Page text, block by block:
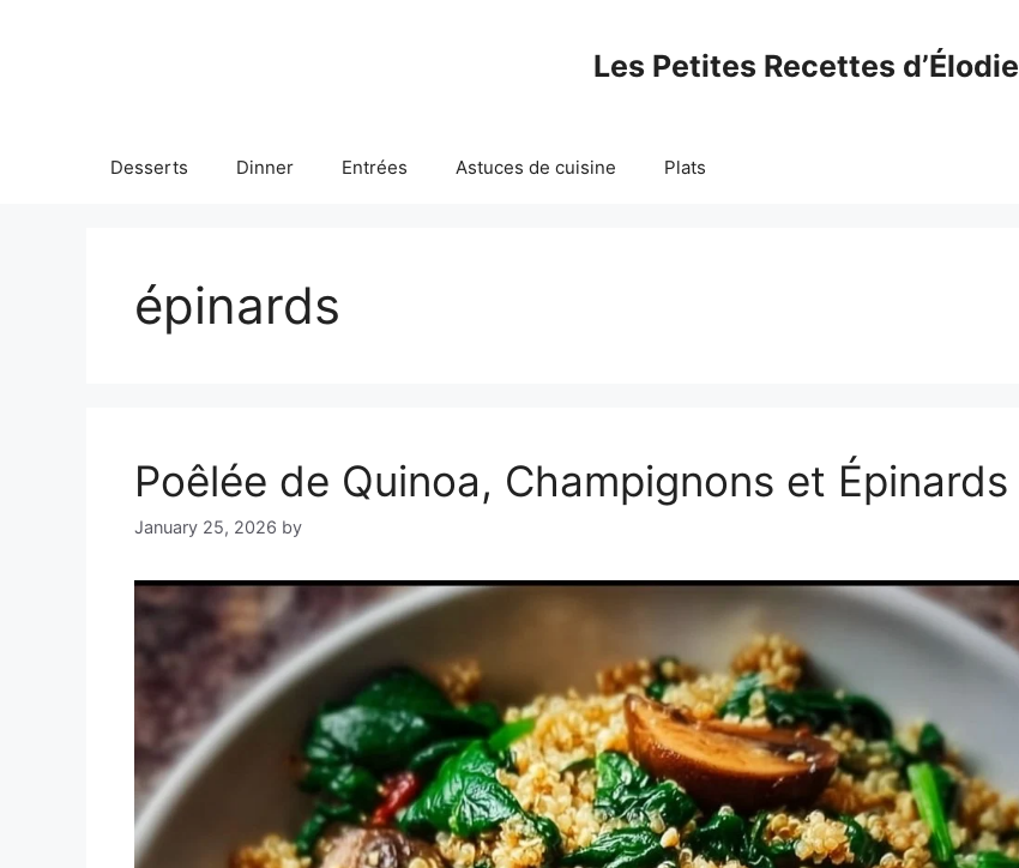
Les Petites Recettes d’Élodie
Desserts Dinner Entrées Astuces de cuisine Plats
épinards
Poêlée de Quinoa, Champignons et Épinards
January 25, 2026 by